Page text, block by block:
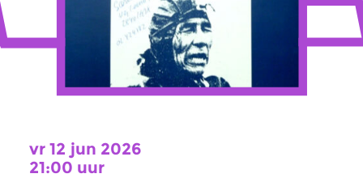
vr 12 jun 2026
21:00 uur